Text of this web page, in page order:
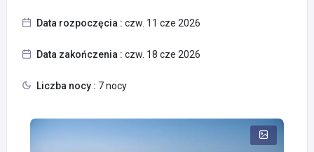
Data rozpoczęcia : czw. 11 cze 2026
Data zakończenia : czw. 18 cze 2026
Liczba nocy : 7 nocy